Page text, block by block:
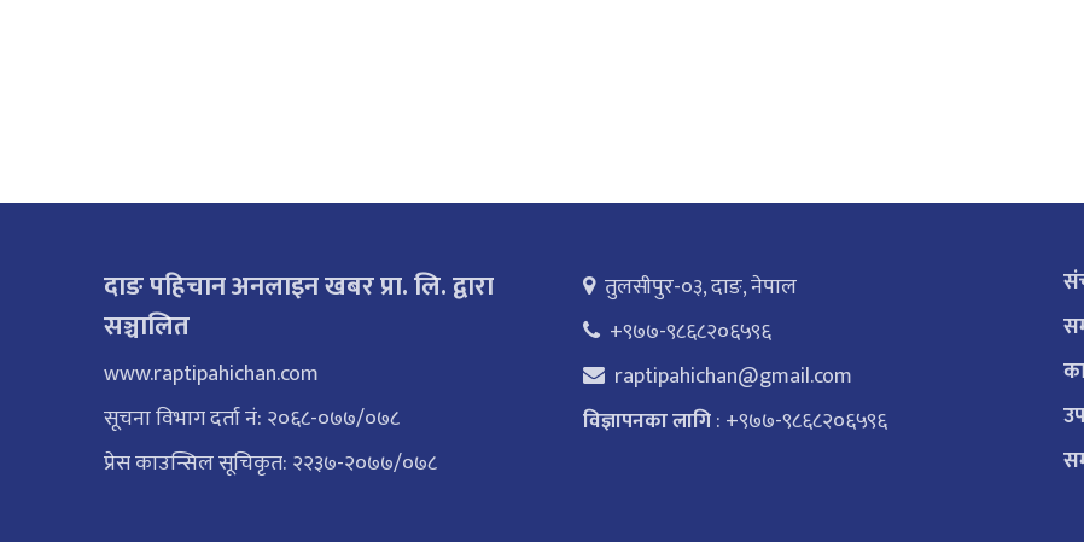
दाङ पहिचान अनलाइन खबर प्रा. लि. द्वारा
सञ्चालित
www.raptipahichan.com
सूचना विभाग दर्ता नं: २०६८-०७७/०७८
प्रेस काउन्सिल सूचिकृत: २२३७-२०७७/०७८
तुलसीपुर-०३, दाङ, नेपाल
+९७७-९८६८२०६५९६
raptipahichan@gmail.com
विज्ञापनका लागि: +९७७-९८६८२०६५९६